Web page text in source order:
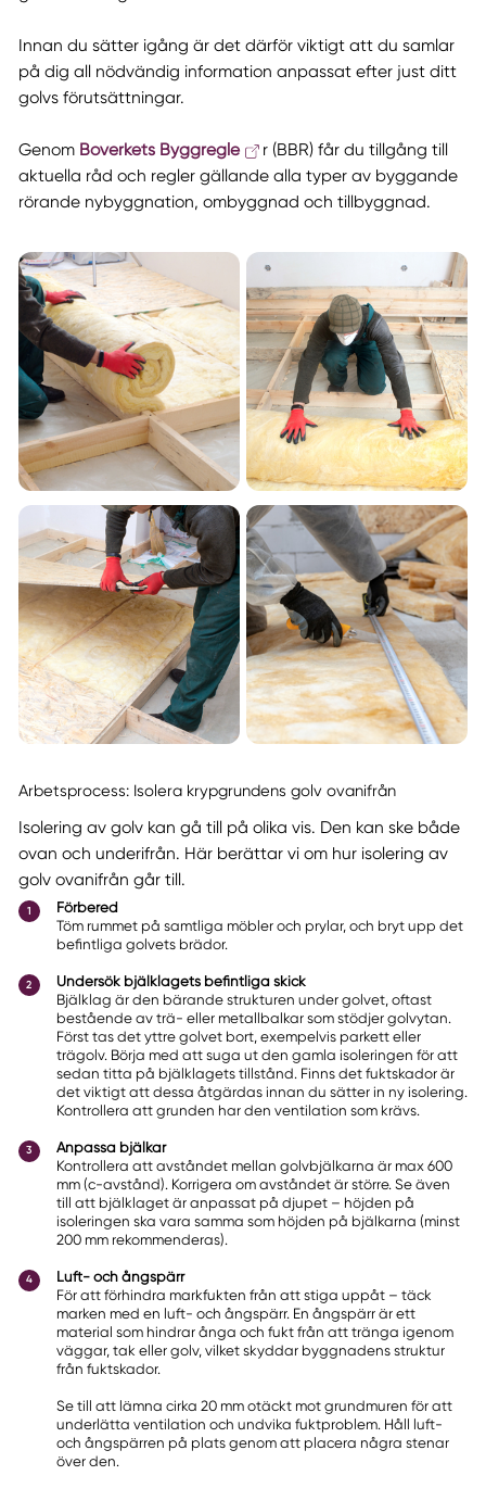
Innan du sätter igång är det därför viktigt att du samlar
på dig all nödvändig information anpassat efter just ditt
golvs förutsättningar.
Genom Boverkets Byggregle
r (BBR) får du tillgång till
aktuella råd och regler gällande alla typer av byggande
rörande nybyggnation, ombyggnad och tillbyggnad.
Arbetsprocess: Isolera krypgrundens golv ovanifrån
Isolering av golv kan gå till på olika vis. Den kan ske både
ovan och underifrån. Här berättar vi om hur isolering av
golv ovanifrån går till.
Förbered
Töm rummet på samtliga möbler och prylar, och bryt upp det
befintliga golvets brädor.
Undersök bjälklagets befintliga skick
Bjälklag är den bärande strukturen under golvet, oftast
bestående av trä- eller metallbalkar som stödjer golvytan.
Först tas det yttre golvet bort, exempelvis parkett eller
trägolv. Börja med att suga ut den gamla isoleringen för att
sedan titta på bjälklagets tillstånd. Finns det fuktskador är
det viktigt att dessa åtgärdas innan du sätter in ny isolering.
Kontrollera att grunden har den ventilation som krävs.
Anpassa bjälkar
Kontrollera att avståndet mellan golvbjälkarna är max 600
mm (c-avstånd). Korrigera om avståndet är större. Se även
till att bjälklaget är anpassat på djupet – höjden på
isoleringen ska vara samma som höjden på bjälkarna (minst
200 mm rekommenderas).
Luft- och ångspärr
För att förhindra markfukten från att stiga uppåt – täck
marken med en luft- och ångspärr. En ångspärr är ett
material som hindrar ånga och fukt från att tränga igenom
väggar, tak eller golv, vilket skyddar byggnadens struktur
från fuktskador.
Se till att lämna cirka 20 mm otäckt mot grundmuren för att
underlätta ventilation och undvika fuktproblem. Håll luft-
och ångspärren på plats genom att placera några stenar
över den.